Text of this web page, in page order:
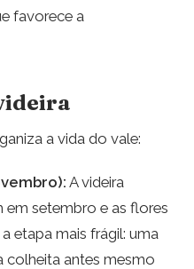
favorece a
a vida do vale:
A videira
em setembro e as flores
etapa mais frágil: uma
colheita antes mesmo